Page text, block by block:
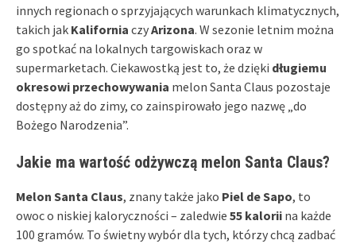
innych regionach o sprzyjających warunkach klimatycznych,
takich jak Kalifornia czyArizona. W sezonie letnim można
go spotkać na lokalnych targowiskach oraz w
supermarketach. Ciekawostką jest to, że dzięki długiemu
okresowi przechowywania melon Santa Claus pozostaje
dostępny aż do zimy, co zainspirowało jego nazwę „do
Bożego Narodzenia”.
Jakie ma wartość odżywczą melon Santa Claus?
Melon Santa Claus, znany także jako Piel de Sapo, to
owoc o niskiej kaloryczności – zaledwie 55 kalorii na każde
100 gramów. To świetny wybór dla tych, którzy chcą zadbać